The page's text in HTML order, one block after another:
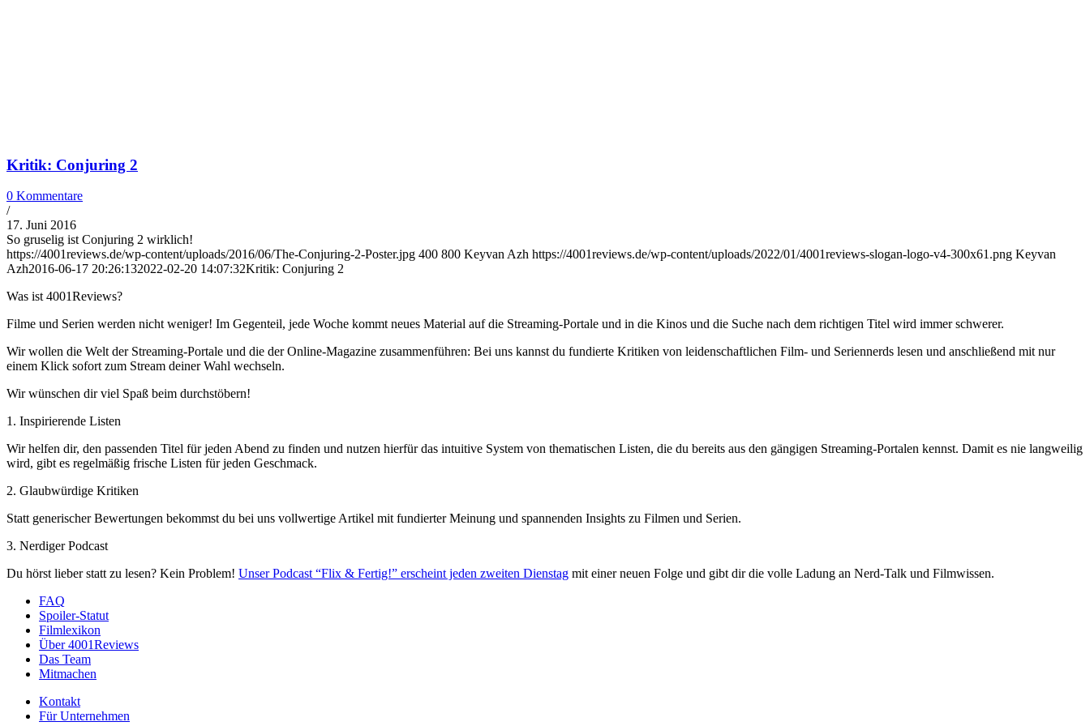
Kritik: Conjuring 2
0 Kommentare
/
17. Juni 2016
So gruselig ist Conjuring 2 wirklich!
https://4001reviews.de/wp-content/uploads/2016/06/The-Conjuring-2-Poster.jpg 400 800 Keyvan Azh https://4001reviews.de/wp-content/uploads/2022/01/4001reviews-slogan-logo-v4-300x61.png Keyvan
Azh2016-06-17 20:26:132022-02-20 14:07:32Kritik: Conjuring 2
Was ist 4001Reviews?
Filme und Serien werden nicht weniger! Im Gegenteil, jede Woche kommt neues Material auf die Streaming-Portale und in die Kinos und die Suche nach dem richtigen Titel wird immer schwerer.
Wir wollen die Welt der Streaming-Portale und die der Online-Magazine zusammenführen: Bei uns kannst du fundierte Kritiken von leidenschaftlichen Film- und Seriennerds lesen und anschließend mit nur
einem Klick sofort zum Stream deiner Wahl wechseln.
Wir wünschen dir viel Spaß beim durchstöbern!
1. Inspirierende Listen
Wir helfen dir, den passenden Titel für jeden Abend zu finden und nutzen hierfür das intuitive System von thematischen Listen, die du bereits aus den gängigen Streaming-Portalen kennst. Damit es nie langweilig
wird, gibt es regelmäßig frische Listen für jeden Geschmack.
2. Glaubwürdige Kritiken
Statt generischer Bewertungen bekommst du bei uns vollwertige Artikel mit fundierter Meinung und spannenden Insights zu Filmen und Serien.
3. Nerdiger Podcast
Du hörst lieber statt zu lesen? Kein Problem! Unser Podcast “Flix & Fertig!” erscheint jeden zweiten Dienstag mit einer neuen Folge und gibt dir die volle Ladung an Nerd-Talk und Filmwissen.
FAQ
Spoiler-Statut
Filmlexikon
Über 4001Reviews
Das Team
Mitmachen
Kontakt
Für Unternehmen